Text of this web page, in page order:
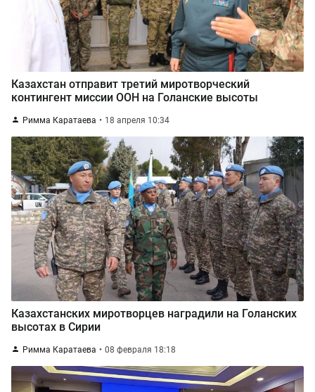
Казахстан отправит третий миротворческий
контингент миссии ООН на Голанские высоты
Римма Каратаева 18 апреля 10:34
Казахстанских миротворцев наградили на Голанских
высотах в Сирии
Римма Каратаева 08 февраля 18:18